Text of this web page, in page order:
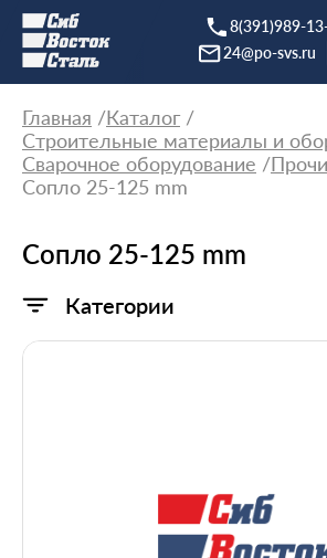
8(391)989-
24@po-svs.ru
Главная
Каталог
Строительные материалы и
Сварочное оборудование
Сопло 25-125 mm
Сопло 25-125 mm
Категории